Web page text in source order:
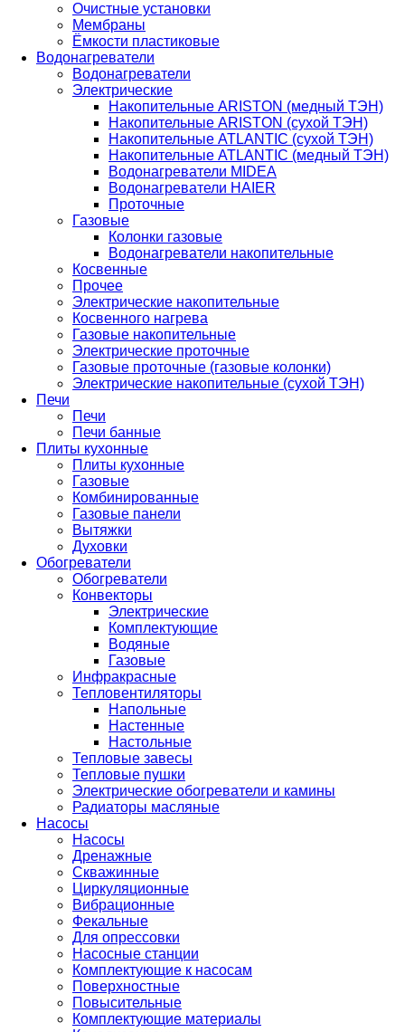
Очистные установки
Мембраны
Ёмкости пластиковые
Водонагреватели
Водонагреватели
Электрические
Накопительные ARISTON (медный ТЭН)
Накопительные ARISTON (сухой ТЭН)
Накопительные ATLANTIC (сухой ТЭН)
Накопительные ATLANTIC (медный ТЭН)
Водонагреватели MIDEA
Водонагреватели HAIER
Проточные
Газовые
Колонки газовые
Водонагреватели накопительные
Косвенные
Прочее
Электрические накопительные
Косвенного нагрева
Газовые накопительные
Электрические проточные
Газовые проточные (газовые колонки)
Электрические накопительные (сухой ТЭН)
Печи
Печи
Печи банные
Плиты кухонные
Плиты кухонные
Газовые
Комбинированные
Газовые панели
Вытяжки
Духовки
Обогреватели
Обогреватели
Конвекторы
Электрические
Комплектующие
Водяные
Газовые
Инфракрасные
Тепловентиляторы
Напольные
Настенные
Настольные
Тепловые завесы
Тепловые пушки
Электрические обогреватели и камины
Радиаторы масляные
Насосы
Насосы
Дренажные
Скважинные
Циркуляционные
Вибрационные
Фекальные
Для опрессовки
Насосные станции
Комплектующие к насосам
Поверхностные
Повысительные
Комплектующие материалы